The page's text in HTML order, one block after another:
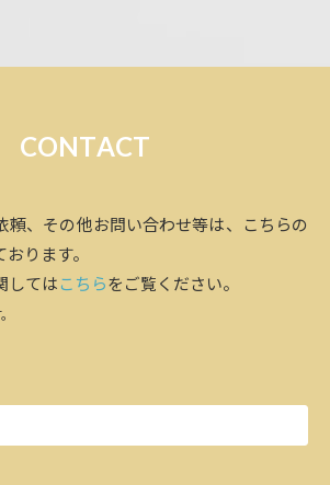
CONTACT
頼、その他お問い合わせ等は、こちらの
ります。
してはこちらをご覧ください。